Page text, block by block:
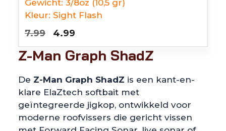
Gewicht: 3/8oz (10,5 gr)
Kleur: Sight Flash
7.99
Oorspronkelijke
prijs
was:
4.99
prijs
is:
Z-Man Graph ShadZ
De Z-Man Graph ShadZ is een kant-en-
klare ElaZtech softbait met
geïntegreerde jigkop, ontwikkeld voor
moderne roofvissers die gericht vissen